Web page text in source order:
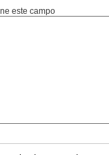
este campo